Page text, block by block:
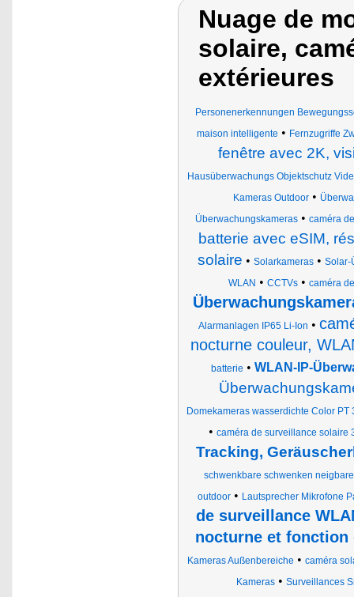
Nuage de
solaire,
extérieures
Personenerkennungen
maison intelligente • Fernzugriffe
fenêtre avec 2K,
Hausüberwachungs Objektschutz
Kameras Outdoor •
Überwachungskameras• caméra
batterie avec eSIM,
solaire • Solarkameras• Solar-
WLAN • CCTVs• caméra
Alarmanlagen IP65 Li-Ion •
nocturne couleur,
batterie • WLAN-IP-
Domekameras wasserdichte Color PT
• caméra de surveillance solaire
Tracking,
schwenkbare schwenken
outdoor• Lautsprecher Mikrofone
de surveillance
nocturne et fonction
Kameras Außenbereiche • caméra
Kameras• Surveillances